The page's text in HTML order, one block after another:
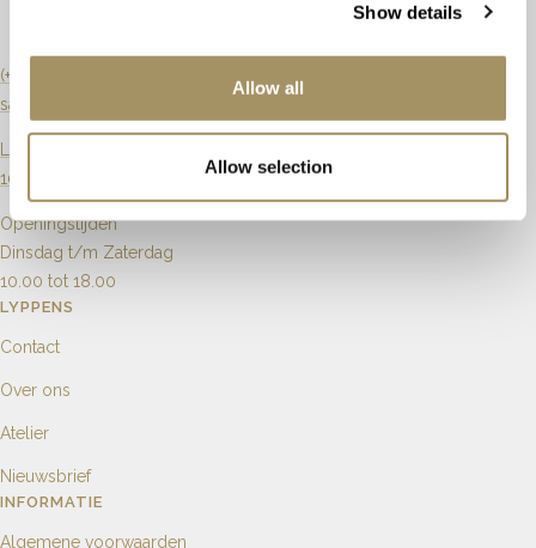
Show details
Allow all
Allow selection
(+31) 20 6270901
sales@lyppens.nl
1012 GB Amsterdam
Openingstijden
Dinsdag t/m Zaterdag
10.00 tot 18.00
LYPPENS
Contact
Over ons
Atelier
Nieuwsbrief
INFORMATIE
Algemene voorwaarden